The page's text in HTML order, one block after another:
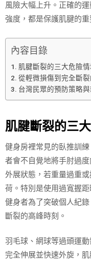
風險大幅上升。正確的
強度，都是保護肌腱的重
內容目錄
肌腱斷裂的三大危險情
從輕微損傷到完全斷
台灣民眾的預防策略
肌腱斷裂的三
健身房裡常見的臥推訓
者會不自覺地將手肘過
外展狀態，若重量過重
荷。特別是使用過寬握
健身者為了突破個人紀
斷裂的高峰時刻。
羽毛球、網球等過頭運
完全伸展並快速外旋，